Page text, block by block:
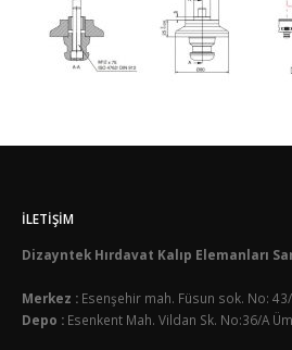
İLETIŞIM
Dizayntek Hırdavat Kalıp Elemanları
Merkez : Esenşehir mah. Füsun sok. No:
Depo : Esenkent Mah. Vildan Sk. No:36/A